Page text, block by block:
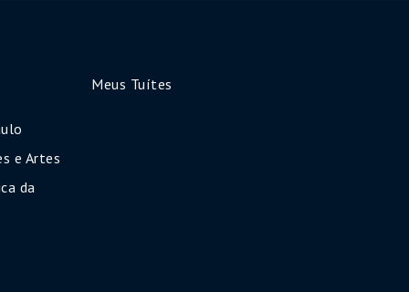
e Artes
da
Meus Tuítes